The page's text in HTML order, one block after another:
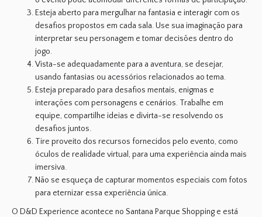
Esteja aberto para mergulhar na fantasia e interagir com os
desafios propostos em cada sala. Use sua imaginação para
interpretar seu personagem e tomar decisões dentro do
jogo.
Vista-se adequadamente para a aventura, se desejar,
usando fantasias ou acessórios relacionados ao tema.
Esteja preparado para desafios mentais, enigmas e
interações com personagens e cenários. Trabalhe em
equipe, compartilhe ideias e divirta-se resolvendo os
desafios juntos.
Tire proveito dos recursos fornecidos pelo evento, como
óculos de realidade virtual, para uma experiência ainda mais
imersiva.
Não se esqueça de capturar momentos especiais com fotos
para eternizar essa experiência única.
O D&D Experience acontece no Santana Parque Shopping e está